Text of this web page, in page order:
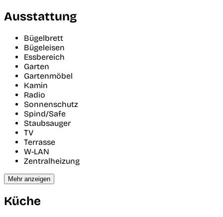
Ausstattung
Bügelbrett
Bügeleisen
Essbereich
Garten
Gartenmöbel
Kamin
Radio
Sonnenschutz
Spind/Safe
Staubsauger
TV
Terrasse
W-LAN
Zentralheizung
Mehr anzeigen
Küche